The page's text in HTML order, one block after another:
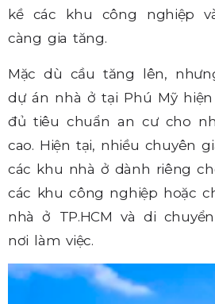
kề các khu công nghiệp
càng gia tăng.
Mặc dù cầu tăng lên,
dự án nhà ở tại Phú Mỹ
đủ tiêu chuẩn an cư cho
cao. Hiện tại, nhiều chuyên
các khu nhà ở dành riêng
các khu công nghiệp hoặc
nhà ở TP.HCM và di
nơi làm việc.